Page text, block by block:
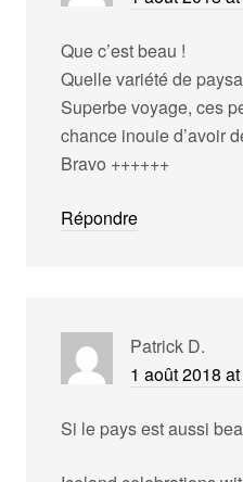
Que c’est beau !
Quelle variété de
Superbe voyage, ces
chance inouie d’avoir
Bravo ++++++
Répondre
Patrick D.
1 août 2018
Si le pays est aussi